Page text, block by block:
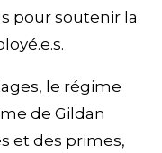
pour soutenir la
le régime
de Gildan
et des primes,